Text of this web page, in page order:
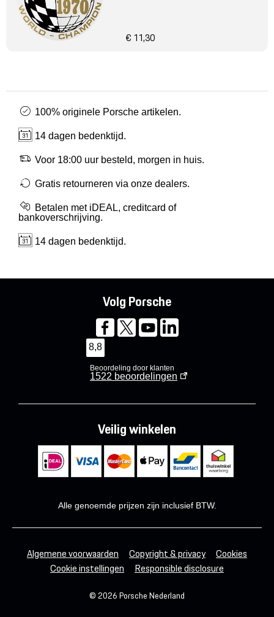
€ 11,30
100% originele Porsche artikelen.
14 dagen bedenktijd.
Voor 18:00 uur besteld, morgen in huis.
Gratis retourneren via onze dealers.
Betalen met iDEAL, creditcard of
bankoverschrijving.
14 dagen bedenktijd.
Volg Porsche
8,8
Beoordeling door klanten
1522 beoordelingen
Veilig winkelen
Alle genoemde prijzen zijn inclusief BTW.
Algemene voorwaarden Copyright & privacy
Cookies
Cookie instellingen
Responsible disclosure
© 2026 Porsche Nederland